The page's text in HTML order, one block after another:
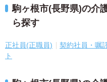
駒ヶ根市(長野県)の介
ら探す
正社員(正職員) 契約社員・嘱
ト